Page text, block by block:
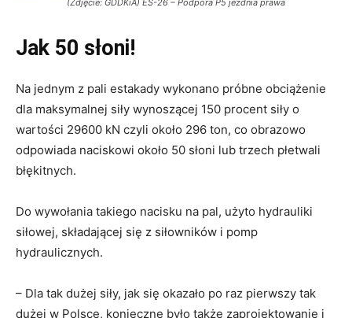
(Zdjęcie: GDDKiA) ES-26 – Podpora P5 jezdnia prawa
Jak 50 słoni!
Na jednym z pali estakady wykonano próbne obciążenie
dla maksymalnej siły wynoszącej 150 procent siły o
wartości 29600 kN czyli około 296 ton, co obrazowo
odpowiada naciskowi około 50 słoni lub trzech płetwali
błękitnych.
Do wywołania takiego nacisku na pal, użyto hydrauliki
siłowej, składającej się z siłowników i pomp
hydraulicznych.
– Dla tak dużej siły, jak się okazało po raz pierwszy tak
dużej w Polsce, konieczne było także zaprojektowanie i